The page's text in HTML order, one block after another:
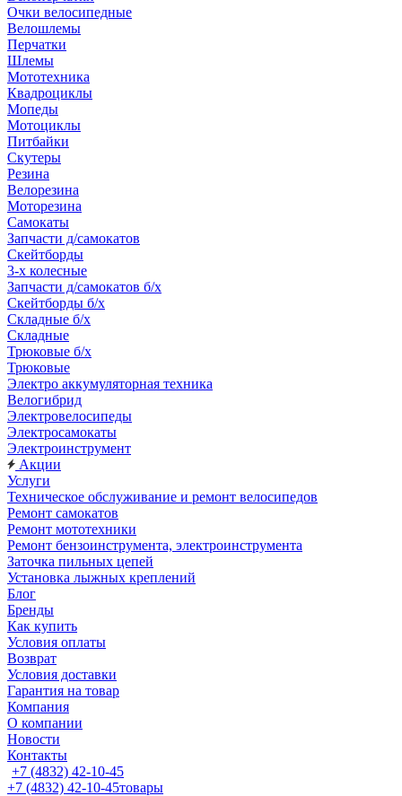
Очки велосипедные
Велошлемы
Перчатки
Шлемы
Мототехника
Квадроциклы
Мопеды
Мотоциклы
Питбайки
Скутеры
Резина
Велорезина
Моторезина
Самокаты
Запчасти д/самокатов
Скейтборды
3-х колесные
Запчасти д/самокатов б/х
Скейтборды б/х
Складные б/х
Складные
Трюковые б/х
Трюковые
Электро аккумуляторная техника
Велогибрид
Электровелосипеды
Электросамокаты
Электроинструмент
Акции
Услуги
Техническое обслуживание и ремонт велосипедов
Ремонт самокатов
Ремонт мототехники
Ремонт бензоинструмента, электроинструмента
Заточка пильных цепей
Установка лыжных креплений
Блог
Бренды
Как купить
Условия оплаты
Возврат
Условия доставки
Гарантия на товар
Компания
О компании
Новости
Контакты
+7 (4832) 42-10-45
+7 (4832) 42-10-45товары